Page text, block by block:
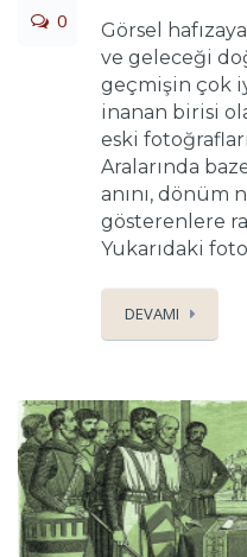
0
Görsel
ve geleceği
geçmişin çok
inanan birisi
eski
Aralarında
anını, dönüm
gösterenlere
Yukarıdaki
DEVAMI